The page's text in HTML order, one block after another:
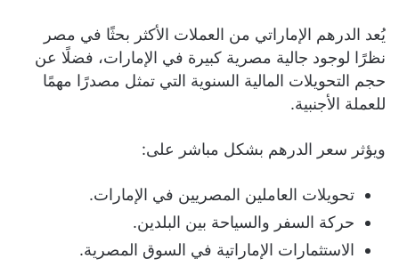
يُعد الدرهم الإماراتي من العملات الأكثر بحثًا في مصر
نظرًا لوجود جالية مصرية كبيرة في الإمارات، فضلًا عن
حجم التحويلات المالية السنوية التي تمثل مصدرًا مهمًا
للعملة الأجنبية.
ويؤثر سعر الدرهم بشكل مباشر على:
تحويلات العاملين المصريين في الإمارات.
حركة السفر والسياحة بين البلدين.
الاستثمارات الإماراتية في السوق المصرية.